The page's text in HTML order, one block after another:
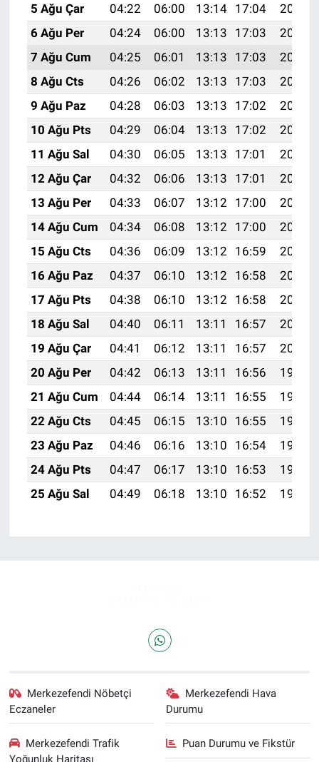
5 Ağu Çar
04:22 06:00 13:14 17:04
20:18
6 Ağu Per
04:24 06:00 13:13 17:03
20:16
7 Ağu Cum
04:25 06:01 13:13 17:03
20:15
8 Ağu Cts
04:26 06:02 13:13 17:03
20:14
9 Ağu Paz
04:28 06:03 13:13 17:02
20:13
10 Ağu Pts
04:29 06:04 13:13 17:02
20:12
11 Ağu Sal
04:30 06:05 13:13 17:01
20:11
12 Ağu Çar
04:32 06:06 13:13 17:01
20:09
13 Ağu Per
04:33 06:07 13:12 17:00
20:08
14 Ağu Cum
04:34 06:08 13:12 17:00
20:07
15 Ağu Cts
04:36 06:09 13:12 16:59
20:06
16 Ağu Paz
04:37 06:10 13:12 16:58
20:04
17 Ağu Pts
04:38 06:10 13:12 16:58
20:03
18 Ağu Sal
04:40 06:11 13:11 16:57
20:02
19 Ağu Çar
04:41 06:12 13:11 16:57
20:00
20 Ağu Per
04:42 06:13 13:11 16:56
19:59
21 Ağu Cum
04:44 06:14 13:11 16:55
19:57
22 Ağu Cts
04:45 06:15 13:10 16:55
19:56
23 Ağu Paz
04:46 06:16 13:10 16:54
19:55
24 Ağu Pts
04:47 06:17 13:10 16:53
19:53
25 Ağu Sal
04:49 06:18 13:10 16:52 19:52
Merkezefendi Nöbetçi
Eczaneler
Merkezefendi Hava
Durumu
Merkezefendi Trafik
Yoğunluk Haritası
Puan Durumu ve Fikstür